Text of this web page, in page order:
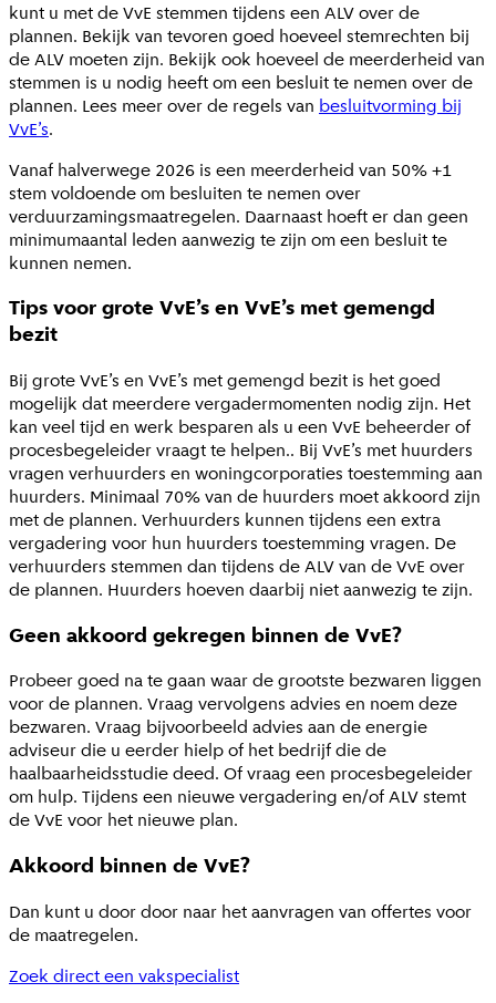
kunt u met de VvE stemmen tijdens een ALV over de
plannen. Bekijk van tevoren goed hoeveel stemrechten bij
de ALV moeten zijn. Bekijk ook hoeveel de meerderheid van
stemmen is u nodig heeft om een besluit te nemen over de
plannen. Lees meer over de regels van besluitvorming bij
VvE’s.
Vanaf halverwege 2026 is een meerderheid van 50% +1
stem voldoende om besluiten te nemen over
verduurzamingsmaatregelen. Daarnaast hoeft er dan geen
minimumaantal leden aanwezig te zijn om een besluit te
kunnen nemen.
Tips voor grote VvE’s en VvE’s met gemengd
bezit
Bij grote VvE’s en VvE’s met gemengd bezit is het goed
mogelijk dat meerdere vergadermomenten nodig zijn. Het
kan veel tijd en werk besparen als u een VvE beheerder of
procesbegeleider vraagt te helpen.. Bij VvE’s met huurders
vragen verhuurders en woningcorporaties toestemming aan
huurders. Minimaal 70% van de huurders moet akkoord zijn
met de plannen. Verhuurders kunnen tijdens een extra
vergadering voor hun huurders toestemming vragen. De
verhuurders stemmen dan tijdens de ALV van de VvE over
de plannen. Huurders hoeven daarbij niet aanwezig te zijn.
Geen akkoord gekregen binnen de VvE?
Probeer goed na te gaan waar de grootste bezwaren liggen
voor de plannen. Vraag vervolgens advies en noem deze
bezwaren. Vraag bijvoorbeeld advies aan de energie
adviseur die u eerder hielp of het bedrijf die de
haalbaarheidsstudie deed. Of vraag een procesbegeleider
om hulp. Tijdens een nieuwe vergadering en/of ALV stemt
de VvE voor het nieuwe plan.
Akkoord binnen de VvE?
Dan kunt u door door naar het aanvragen van offertes voor
de maatregelen.
Zoek direct een vakspecialist